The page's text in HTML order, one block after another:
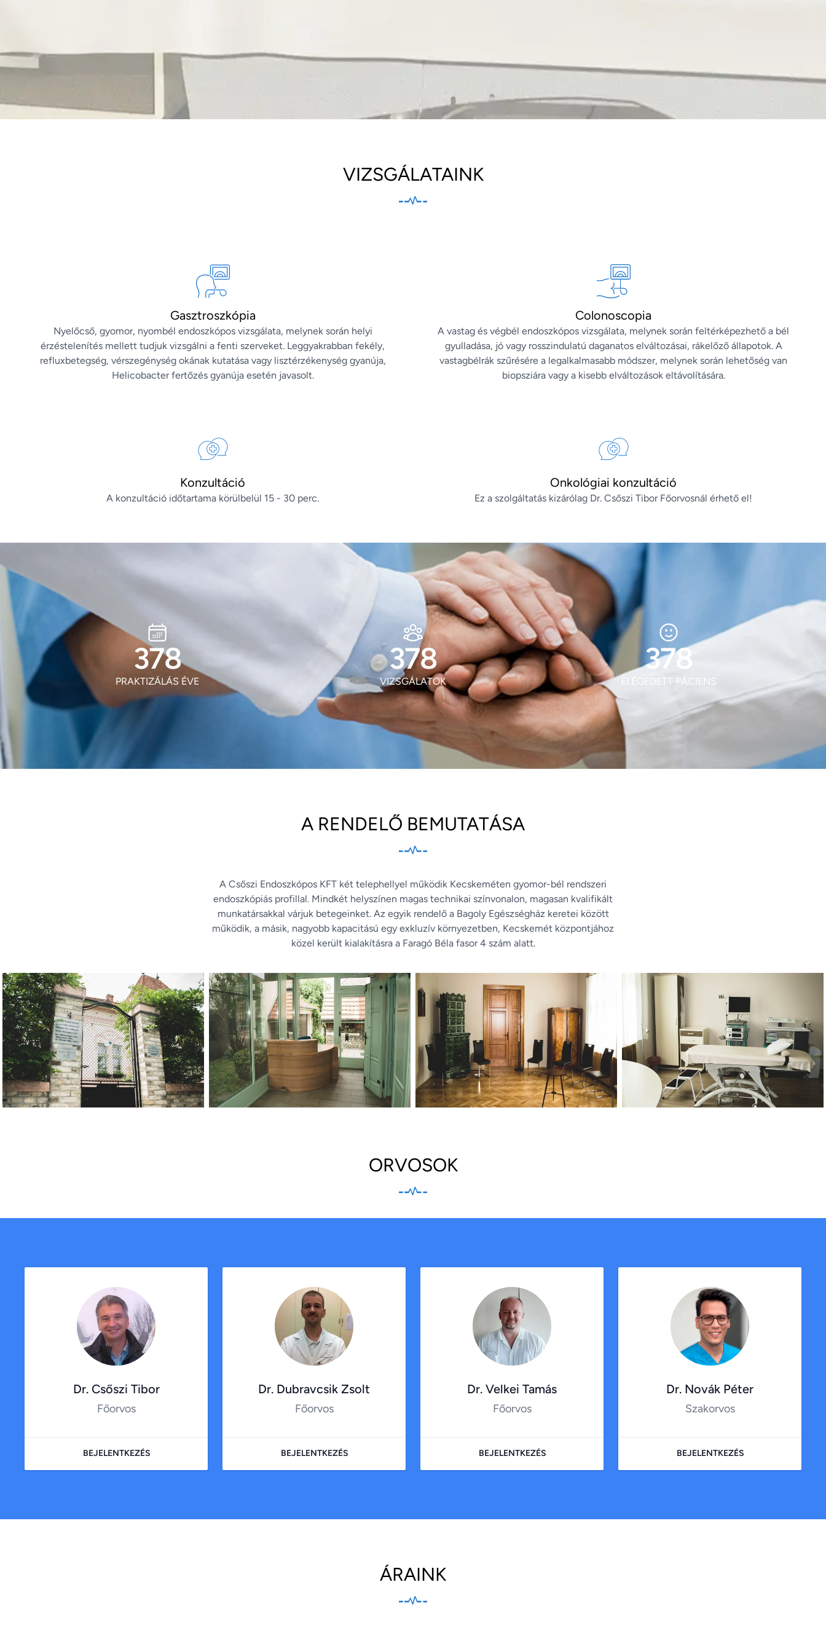
VIZSGÁLATAINK
Gasztroszkópia
Nyelőcső, gyomor, nyombél endoszkópos vizsgálata, melynek során helyi
érzéstelenítés mellett tudjuk vizsgálni a fenti szerveket. Leggyakrabban fekély,
refluxbetegség, vérszegénység okának kutatása vagy lisztérzékenység gyanúja,
Helicobacter fertőzés gyanúja esetén javasolt.
Colonoscopia
A vastag és végbél endoszkópos vizsgálata, melynek során feltérképezhető a bél
gyulladása, jó vagy rosszindulatú daganatos elváltozásai, rákelőző állapotok. A
vastagbélrák szűrésére a legalkalmasabb módszer, melynek során lehetőség van
biopsziára vagy a kisebb elváltozások eltávolítására.
Konzultáció
A konzultáció időtartama körülbelül 15 - 30 perc.
Onkológiai konzultáció
Ez a szolgáltatás kizárólag Dr. Csőszi Tibor Főorvosnál érhető el!
506
PRAKTIZÁLÁS ÉVE
506
VIZSGÁLATOK
506
ELÉGEDETT PÁCIENS
A RENDELŐ BEMUTATÁSA
A Csőszi Endoszkópos KFT két telephellyel működik Kecskeméten gyomor-bél rendszeri
endoszkópiás profillal. Mindkét helyszínen magas technikai színvonalon, magasan kvalifikált
munkatársakkal várjuk betegeinket. Az egyik rendelő a Bagoly Egészségház keretei között
működik, a másik, nagyobb kapacitású egy exkluzív környezetben, Kecskemét központjához
közel került kialakításra a Faragó Béla fasor 4 szám alatt.
ORVOSOK
Dr. Csőszi Tibor
Főorvos
BEJELENTKEZÉS
Dr. Dubravcsik Zsolt
Főorvos
BEJELENTKEZÉS
Dr. Velkei Tamás
Főorvos
BEJELENTKEZÉS
Dr. Novák Péter
Szakorvos
BEJELENTKEZÉS
ÁRAINK